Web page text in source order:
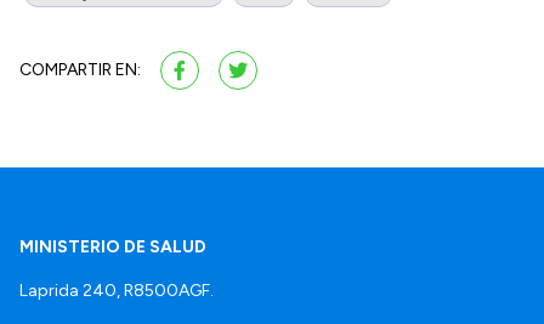
COMPARTIR EN:
MINISTERIO DE SALUD
Laprida 240, R8500AGF.